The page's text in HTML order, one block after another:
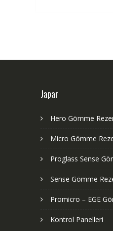
Japar
Hero Gömme
Micro Gömme
Proglass Sense
Sense Gömme
Promicro – EGE
Kontrol Panelleri